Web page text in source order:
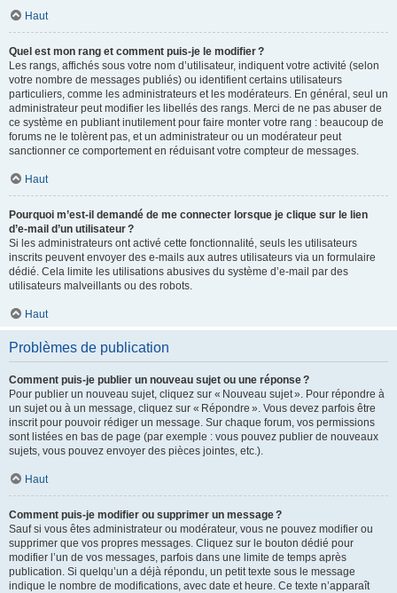
Haut
Quel est mon rang et comment puis-je le modifier ?
Les rangs, affichés sous votre nom d’utilisateur, indiquent votre activité (selon
votre nombre de messages publiés) ou identifient certains utilisateurs
particuliers, comme les administrateurs et les modérateurs. En général, seul un
administrateur peut modifier les libellés des rangs. Merci de ne pas abuser de
ce système en publiant inutilement pour faire monter votre rang : beaucoup de
forums ne le tolèrent pas, et un administrateur ou un modérateur peut
sanctionner ce comportement en réduisant votre compteur de messages.
Haut
Pourquoi m’est-il demandé de me connecter lorsque je clique sur le lien
d’e-mail d’un utilisateur ?
Si les administrateurs ont activé cette fonctionnalité, seuls les utilisateurs
inscrits peuvent envoyer des e-mails aux autres utilisateurs via un formulaire
dédié. Cela limite les utilisations abusives du système d’e-mail par des
utilisateurs malveillants ou des robots.
Haut
Problèmes de publication
Comment puis-je publier un nouveau sujet ou une réponse ?
Pour publier un nouveau sujet, cliquez sur « Nouveau sujet ». Pour répondre à
un sujet ou à un message, cliquez sur « Répondre ». Vous devez parfois être
inscrit pour pouvoir rédiger un message. Sur chaque forum, vos permissions
sont listées en bas de page (par exemple : vous pouvez publier de nouveaux
sujets, vous pouvez envoyer des pièces jointes, etc.).
Haut
Comment puis-je modifier ou supprimer un message ?
Sauf si vous êtes administrateur ou modérateur, vous ne pouvez modifier ou
supprimer que vos propres messages. Cliquez sur le bouton dédié pour
modifier l’un de vos messages, parfois dans une limite de temps après
publication. Si quelqu’un a déjà répondu, un petit texte sous le message
indique le nombre de modifications, avec date et heure. Ce texte n’apparaît